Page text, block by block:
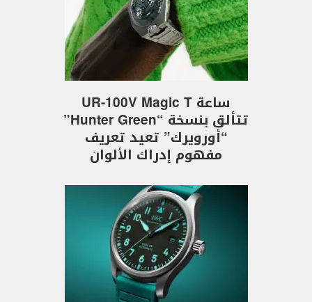
ساعة UR-100V Magic T
تتألق بنسخة “Hunter Green”
“أورويرك” تعيد تعريف
مفهوم إدراك الألوان